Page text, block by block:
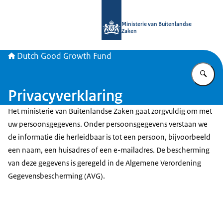
Ministerie van Buitenlandse
Zaken
Dutch Good Growth Fund
Privacyverklaring
Het ministerie van Buitenlandse Zaken gaat zorgvuldig om met
uw persoonsgegevens. Onder persoonsgegevens verstaan we
de informatie die herleidbaar is tot een persoon, bijvoorbeeld
een naam, een huisadres of een e-mailadres. De bescherming
van deze gegevens is geregeld in de Algemene Verordening
Gegevensbescherming (AVG).